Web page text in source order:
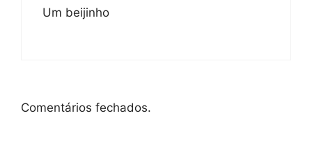
Um beijinho
Comentários fechados.